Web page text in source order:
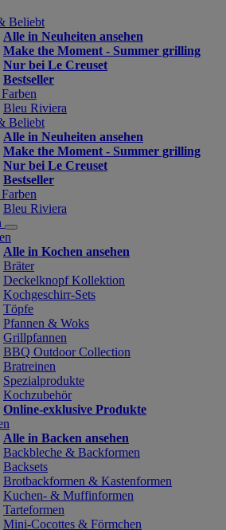
Beliebt
Alle in Neuheiten ansehen
Make the Moment - Summer grilling
Nur bei Le Creuset
Bestseller
Bleu Riviera
Beliebt
Alle in Neuheiten ansehen
Make the Moment - Summer grilling
Nur bei Le Creuset
Bestseller
Bleu Riviera
Alle in Kochen ansehen
Bräter
Deckelknopf Kollektion
Kochgeschirr-Sets
Töpfe
Pfannen & Woks
Grillpfannen
BBQ Outdoor Collection
Bratreinen
Spezialprodukte
Kochzubehör
Online-exklusive Produkte
Alle in Backen ansehen
Backbleche & Backformen
Backsets
Brotbackformen & Kastenformen
Kuchen- & Muffinformen
Tarteformen
Mini-Cocottes & Förmchen